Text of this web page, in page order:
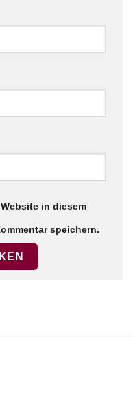
in diesem
speichern.